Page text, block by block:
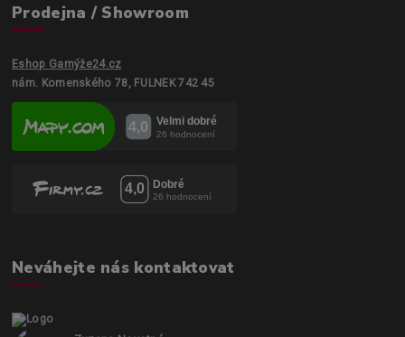
Prodejna / Showroom
Eshop Garnýže24.cz
nám. Komenského 78, FULNEK 742 45
Neváhejte nás kontaktovat